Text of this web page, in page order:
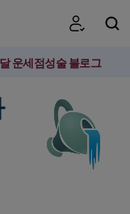
달 운세점성술 블로그